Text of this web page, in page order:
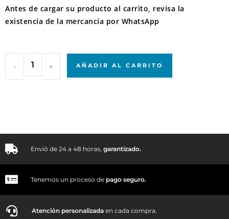
Antes de cargar su producto al carrito, revisa la
existencia de la mercancía por WhatsApp
- + AÑADIR AL CARRITO
Envió de 24 a 48 horas, garantizado.
Tenemos un proceso de pago seguro.
Atención personalizada en cada compra.